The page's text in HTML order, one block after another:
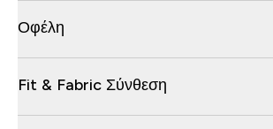
Οφέλη
Fit & Fabric Σύνθεση